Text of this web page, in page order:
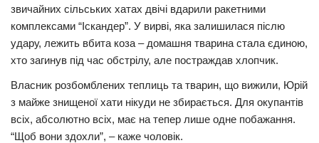
звичайних сільських хатах двічі вдарили ракетними
комплексами “Іскандер”. У вирві, яка залишилася післю
удару, лежить вбита коза – домашня тварина стала єдиною,
хто загинув під час обстрілу, але постраждав хлопчик.
Власник розбомблених теплиць та тварин, що вижили, Юрій
з майже знищеної хати нікуди не збирається. Для окупантів
всіх, абсолютно всіх, має на тепер лише одне побажання.
“Щоб вони здохли”, – каже чоловік.